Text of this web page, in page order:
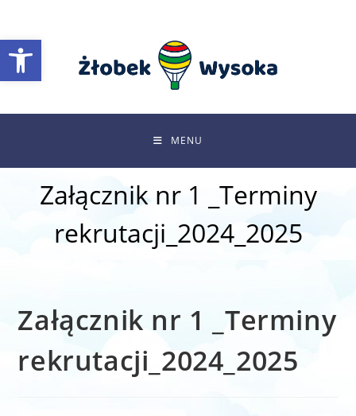
Otwórz pasek narzędzi
content
MENU
Załącznik nr 1 _Terminy
rekrutacji_2024_2025
Załącznik nr 1 _Terminy
rekrutacji_2024_2025